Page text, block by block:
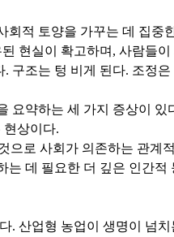
적 토양을 가꾸는 데 집
현실이 확고하며, 사람들
조는 텅 비게 된다. 조정
요약하는 세 가지 증상이 있
현상이다.
으로 사회가 의존하는 관계
데 필요한 더 깊은 인간
. 산업형 농업이 생명이 넘